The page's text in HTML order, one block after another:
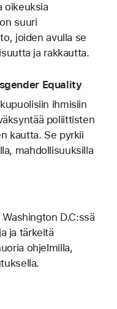
oikeuksia
suuri
joiden avulla se
ja rakkautta.
Equality
ihmisiin
poliittisten
kautta. Se pyrkii
mahdollisuuksilla
D.C:ssä
ja tärkeitä
ohjelmilla,